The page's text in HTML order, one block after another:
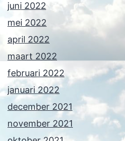
juni 2022
mei 2022
april 2022
maart 2022
februari 2022
januari 2022
december 2021
november 2021